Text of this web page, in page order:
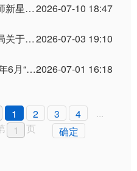
2026-07-10 18:47
年版）
2026-07-03 19:10
审批意见的公示
2026-07-01 16:18
检查情况
1 2 3 4
...
页 确定